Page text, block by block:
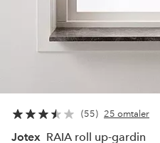
55 25 omtaler
Jotex RAIA roll up-gardin